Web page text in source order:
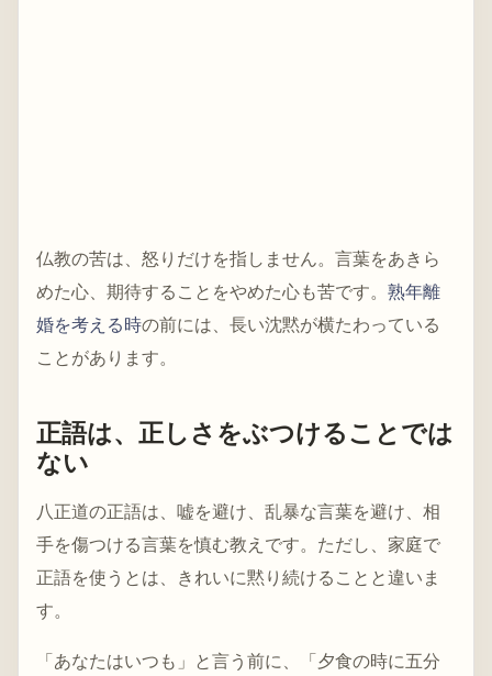
仏教の苦は、怒りだけを指しません。言葉をあきら
めた心、期待することをやめた心も苦です。 熟年離
婚を考える時の前には、長い沈黙が横たわっている
ことがあります。
正語は、正しさをぶつけることでは
ない
八正道の正語は、嘘を避け、乱暴な言葉を避け、相
手を傷つける言葉を慎む教えです。ただし、家庭で
正語を使うとは、きれいに黙り続けることと違いま
す。
「あなたはいつも」と言う前に、「夕食の時に五分